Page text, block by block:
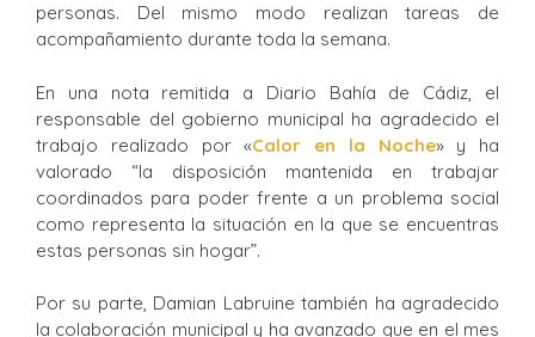
personas. Del mismo modo realizan tareas de
acompañamiento durante toda la semana.
En una nota remitida a Diario Bahía de Cádiz, el
responsable del gobierno municipal ha agradecido el
trabajo realizado por «Calor en la Noche» y ha
valorado “la disposición mantenida en trabajar
coordinados para poder frente a un problema social
como representa la situación en la que se encuentras
estas personas sin hogar”.
Por su parte, Damian Labruine también ha agradecido
la colaboración municipal y ha avanzado que en el mes